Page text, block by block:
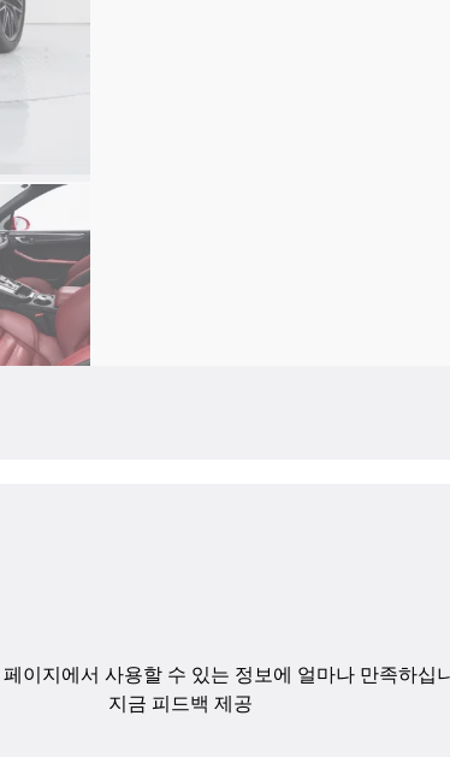
이지에서 사용할 수 있는 정보에 얼마나 만족하십
지금 피드백 제공